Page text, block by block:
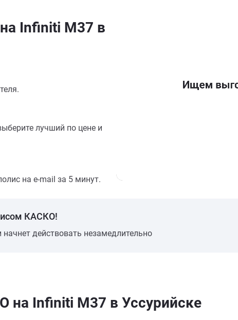
Infiniti M37 в
лучший по цене и
на e-mail за 5 минут.
КАСКО!
действовать незамедлительно
Infiniti M37 в Уссурийске